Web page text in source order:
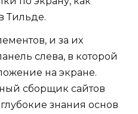
Тильде.
и за их
слева, в которой
на экране.
сборщик сайтов
знания основ